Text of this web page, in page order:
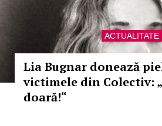
ACTUALITATE
Lia Bugnar donează
victimele din Colectiv:
doară!“